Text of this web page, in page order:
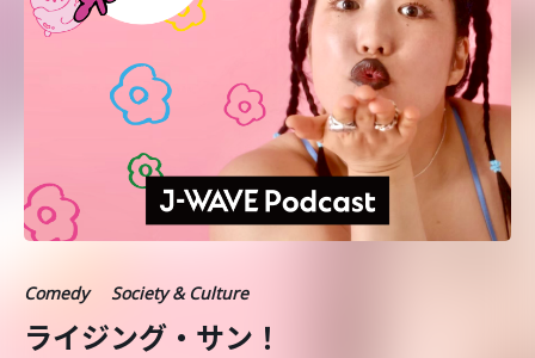
Comedy Society & Culture
ライジング・サン！